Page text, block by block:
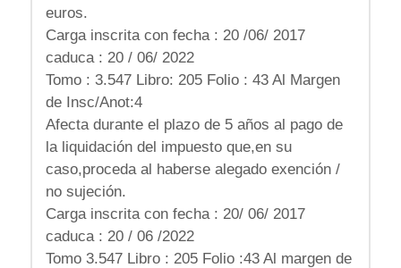
euros.
Carga inscrita con fecha : 20 /06/ 2017
caduca : 20 / 06/ 2022
Tomo : 3.547 Libro: 205 Folio : 43 Al Margen
de Insc/Anot:4
Afecta durante el plazo de 5 años al pago de
la liquidación del impuesto que,en su
caso,proceda al haberse alegado exención /
no sujeción.
Carga inscrita con fecha : 20/ 06/ 2017
caduca : 20 / 06 /2022
Tomo 3.547 Libro : 205 Folio :43 Al margen de